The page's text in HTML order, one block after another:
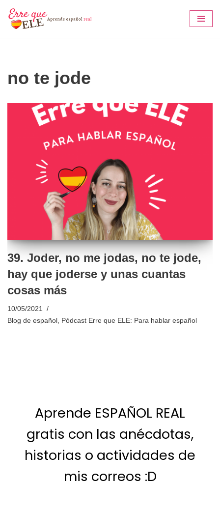
Saltar
no te jode
39. Joder, no me jodas, no te jode,
hay que joderse y unas cuantas
cosas más
10/05/2021
Blog de español , Pódcast Erre que ELE: Para hablar español
Aprende ESPAÑOL REAL
gratis con las anécdotas,
historias o actividades de
mis correos :D